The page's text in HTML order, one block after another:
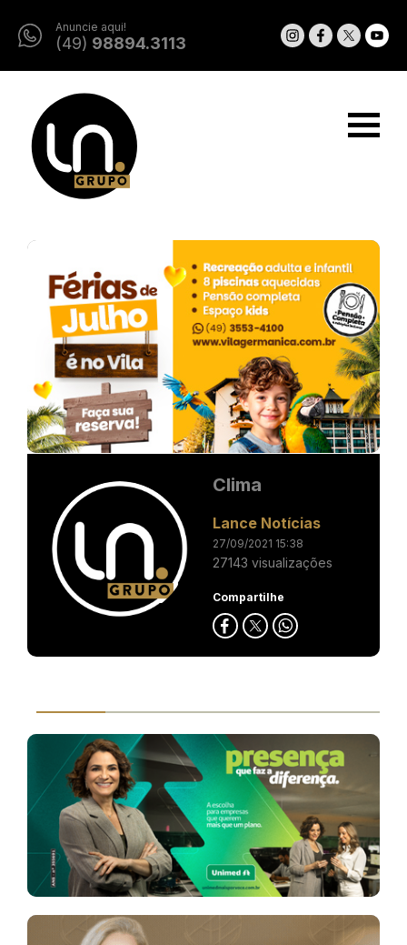
Anuncie aqui!
(49) 98894.3113
Clima
Lance Notícias
27/09/2021 15:38
27143 visualizações
Compartilhe